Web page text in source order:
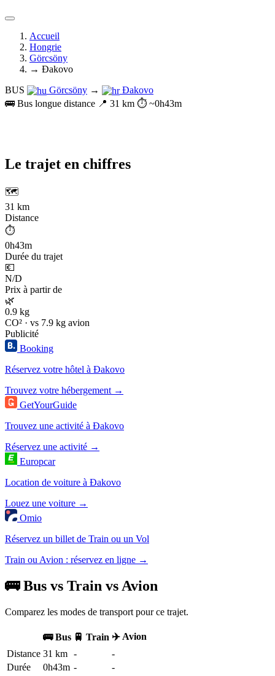
Accueil
Hongrie
Görcsöny
→ Đakovo
BUS
Görcsöny →
Đakovo
🚌 Bus longue distance 📍 31 km ⏱️ ~0h43m
Le trajet en chiffres
🗺️
31 km
Distance
⏱️
0h43m
Durée du trajet
💶
N/D
Prix à partir de
🌿
0.9 kg
CO² · vs 7.9 kg avion
Publicité
Booking
Réservez votre hôtel à Đakovo
Trouvez votre hébergement →
GetYourGuide
Trouvez une activité à Đakovo
Réservez une activité →
Europcar
Location de voiture à Đakovo
Louez une voiture →
Omio
Réservez un billet de Train ou un Vol
Train ou Avion : réservez en ligne →
🚌 Bus vs Train vs Avion
Comparez les modes de transport pour ce trajet.
🚌 Bus 🚆 Train ✈️ Avion
Distance 31 km -
-
Durée
0h43m -
-